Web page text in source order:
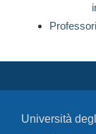
Università